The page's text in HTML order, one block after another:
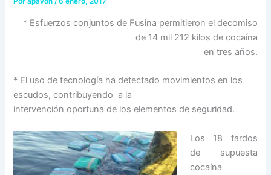
* Esfuerzos conjuntos de Fusina permitieron el decomiso
de 14 mil 212 kilos de cocaína
en tres años.
* El uso de tecnología ha detectado movimientos en los
escudos, contribuyendo a la
intervención oportuna de los elementos de seguridad.
Los 18 fardos
de supuesta
cocaína